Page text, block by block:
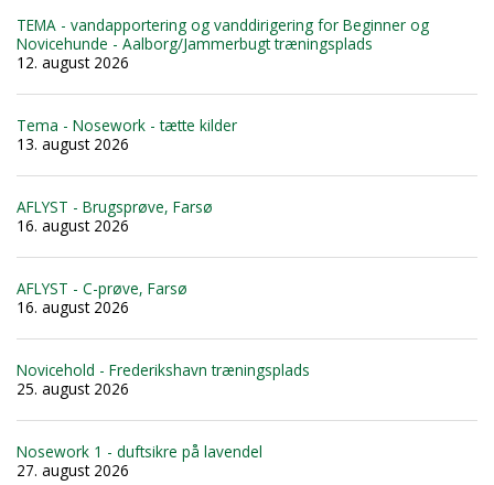
TEMA - vandapportering og vanddirigering for Beginner og
Novicehunde - Aalborg/Jammerbugt træningsplads
12. august 2026
Tema - Nosework - tætte kilder
13. august 2026
AFLYST - Brugsprøve, Farsø
16. august 2026
AFLYST - C-prøve, Farsø
16. august 2026
Novicehold - Frederikshavn træningsplads
25. august 2026
Nosework 1 - duftsikre på lavendel
27. august 2026